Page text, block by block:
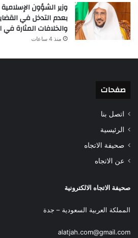
وزير الشؤون
بعدم التدخل في
والخلافات المثارة في
منذ 4 ساعات
صفحات
اتصل بنا
الرئيسية
صحيفة الاتجاه
عن الاتجاه
صحيفة الاتجاه الالكترونية
المملكة العربية السعودية – جدة
alatjah.com@gmail.com